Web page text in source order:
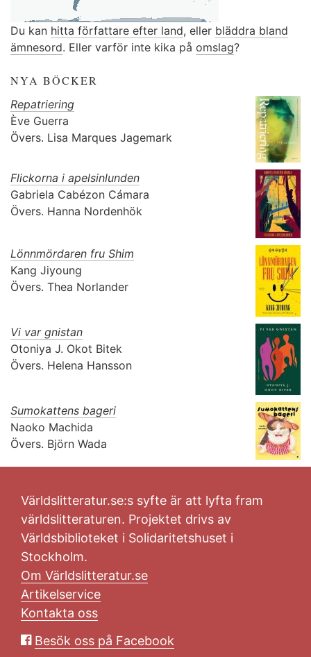
Du kan hitta författare efter land, eller bläddra bland
ämnesord. Eller varför inte kika på omslag?
NYA BÖCKER
Repatriering
Ève Guerra
Övers. Lisa Marques Jagemark
Flickorna i apelsinlunden
Gabriela Cabézon Cámara
Övers. Hanna Nordenhök
Lönnmördaren fru Shim
Kang Jiyoung
Övers. Thea Norlander
Vi var gnistan
Otoniya J. Okot Bitek
Övers. Helena Hansson
Sumokattens bageri
Naoko Machida
Övers. Björn Wada
Världslitteratur.se:s syfte är att lyfta fram
världslitteraturen. Projektet drivs av
Världsbiblioteket i Solidaritetshuset i
Stockholm.
Om Världslitteratur.se
Artikelservice
Kontakta oss
Besök oss på Facebook